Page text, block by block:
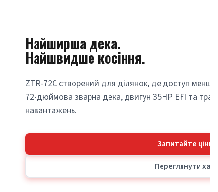
Найширша дека.
Найшвидше косіння.
ZTR-72C створений для ділянок, де доступ
72-дюймова зварна дека, двигун 35HP EFI та
навантажень.
Запитайте ціни
Переглянути